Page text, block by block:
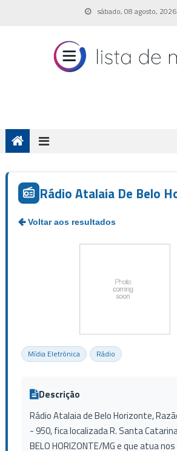
sábado, 08 agosto, 2026
Rádio Atalaia De Belo
Mídia Eletrônica Rádio
Descrição
Rádio Atalaia de Belo Horizonte,
- 950, fica localizada R. Santa
BELO HORIZONTE/MG e que atua